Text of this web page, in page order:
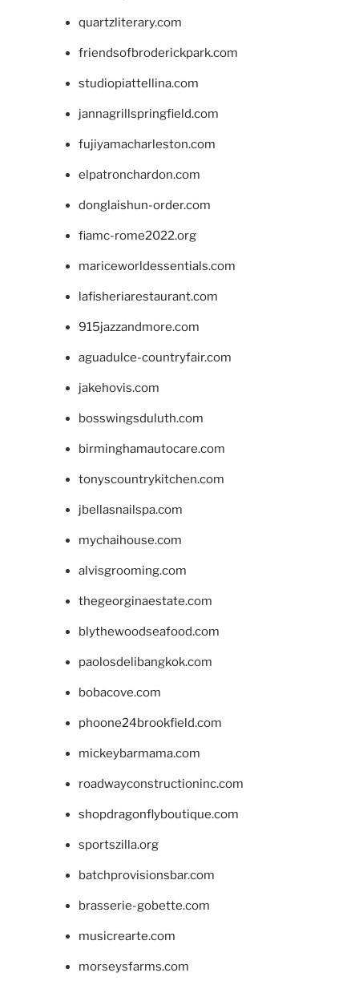
quartzliterary.com
friendsofbroderickpark.com
studiopiattellina.com
jannagrillspringfield.com
fujiyamacharleston.com
elpatronchardon.com
donglaishun-order.com
fiamc-rome2022.org
mariceworldessentials.com
lafisheriarestaurant.com
915jazzandmore.com
aguadulce-countryfair.com
jakehovis.com
bosswingsduluth.com
birminghamautocare.com
tonyscountrykitchen.com
jbellasnailspa.com
mychaihouse.com
alvisgrooming.com
thegeorginaestate.com
blythewoodseafood.com
paolosdelibangkok.com
bobacove.com
phoone24brookfield.com
mickeybarmama.com
roadwayconstructioninc.com
shopdragonflyboutique.com
sportszilla.org
batchprovisionsbar.com
brasserie-gobette.com
musicrearte.com
morseysfarms.com